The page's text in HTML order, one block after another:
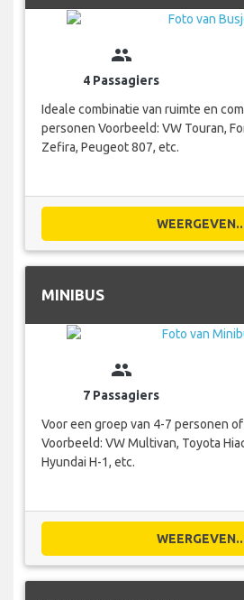
group
4 Passagiers
Ideale combinatie van ruimte en
personen Voorbeeld: VW Touran,
Zefira, Peugeot 807, etc.
MINIBUS
group
7 Passagiers
Voor een groep van 4-7 personen
Voorbeeld: VW Multivan, Toyota
Hyundai H-1, etc.